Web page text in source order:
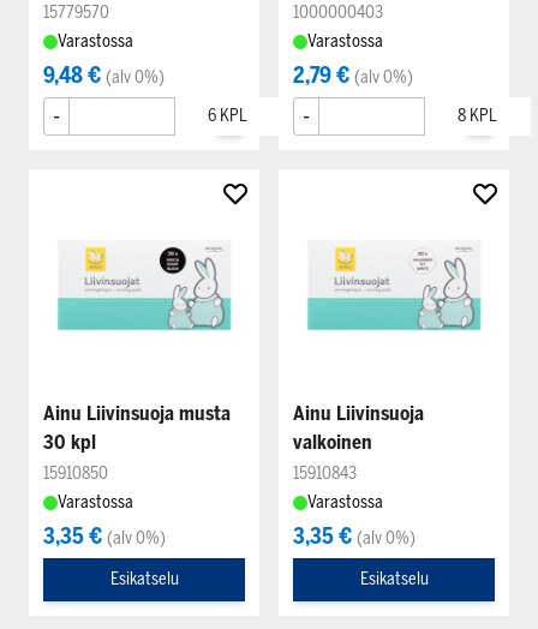
15779570
Varastossa
9,48 € (alv 0%)
-
1000000403
Varastossa
2,79 € (alv 0%)
-
Ainu Liivinsuoja musta
30 kpl
15910850
Varastossa
3,35 € (alv 0%)
Esikatselu
Ainu Liivinsuoja
valkoinen
15910843
Varastossa
3,35 € (alv 0%)
Esikatselu